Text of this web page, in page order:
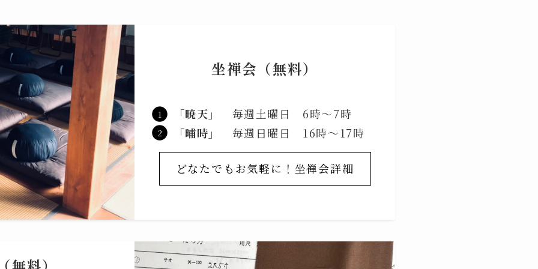
坐禅会（無料）
「暁天」
毎週土曜日 6時〜7時
「晡時」
毎週日曜日 16時〜17時
どなたでもお気軽に！坐禅会詳細